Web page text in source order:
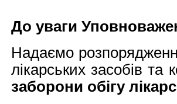
До уваги
Надаємо
лікарських засобів
заборони обігу